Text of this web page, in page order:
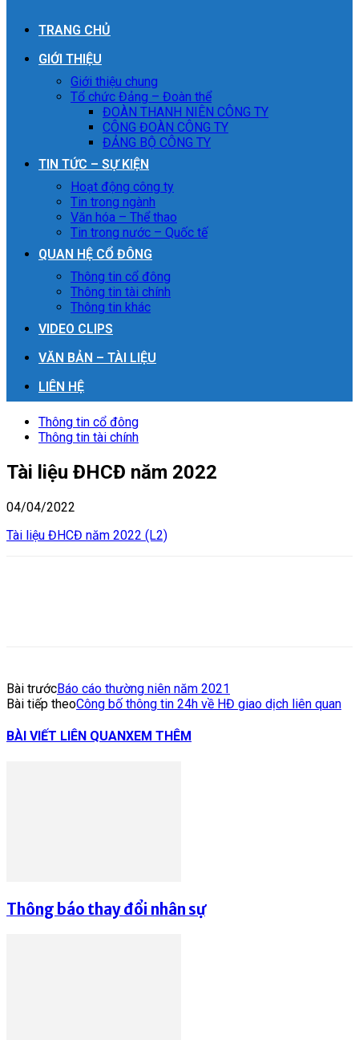
TRANG CHỦ
GIỚI THIỆU
Giới thiệu chung
Tổ chức Đảng – Đoàn thể
ĐOÀN THANH NIÊN CÔNG TY
CÔNG ĐOÀN CÔNG TY
ĐẢNG BỘ CÔNG TY
TIN TỨC – SỰ KIỆN
Hoạt động công ty
Tin trong ngành
Văn hóa – Thể thao
Tin trong nước – Quốc tế
QUAN HỆ CỔ ĐÔNG
Thông tin cổ đông
Thông tin tài chính
Thông tin khác
VIDEO CLIPS
VĂN BẢN – TÀI LIỆU
LIÊN HỆ
Thông tin cổ đông
Thông tin tài chính
Tài liệu ĐHCĐ năm 2022
04/04/2022
Tài liệu ĐHCĐ năm 2022 (L2)
Bài trướcBáo cáo thường niên năm 2021
Bài tiếp theoCông bố thông tin 24h về HĐ giao dịch liên quan
BÀI VIẾT LIÊN QUANXEM THÊM
Thông báo thay đổi nhân sự